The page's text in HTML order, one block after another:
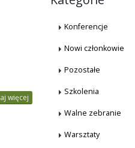
więcej
Konferencje
Nowi członkowie
Pozostałe
Szkolenia
Walne zebranie
Warsztaty